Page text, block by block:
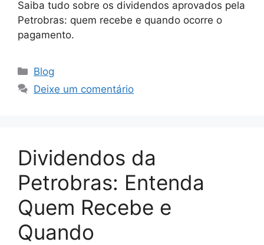
Saiba tudo sobre os dividendos aprovados pela
Petrobras: quem recebe e quando ocorre o
pagamento.
Categorias
Blog
Deixe um comentário
Dividendos da
Petrobras: Entenda
Quem Recebe e
Quando